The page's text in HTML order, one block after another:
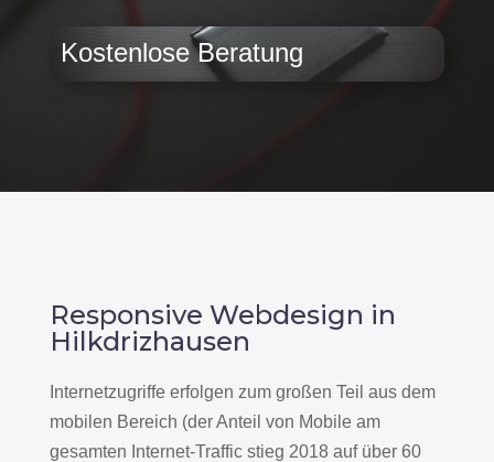
Kostenlose Beratung
Responsive Webdesign in
Hilkdrizhausen
Internetzugriffe erfolgen zum großen Teil aus dem
mobilen Bereich (der Anteil von Mobile am
gesamten Internet-Traffic stieg 2018 auf über 60